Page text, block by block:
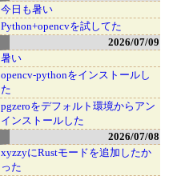
今日も暑い
Python+opencvを試してた
2026/07/09
暑い
opencv-pythonをインストールし
た
pgzeroをデフォルト環境からアン
インストールした
2026/07/08
xyzzyにRustモードを追加したか
った